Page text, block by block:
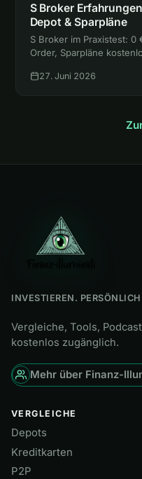
S Broker
Depot & Sparpläne
S Broker im Praxistest:
Order, Sparpläne
und für wen er passt.
27. Juni 2026
INVESTIEREN.
Vergleiche, Tools,
kostenlos zugänglich.
Mehr über Finanz-
VERGLEICHE
Depots
Kreditkarten
P2P